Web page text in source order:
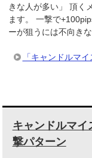
きな人が多い」 頂く
ます。 一撃で
ーが狙うには不向き
「キャンドルマ
キャンドルマイ
撃パターン